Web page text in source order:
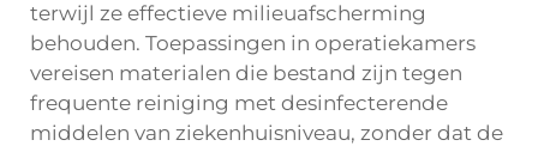
terwijl ze effectieve milieuafscherming
behouden. Toepassingen in operatiekamers
vereisen materialen die bestand zijn tegen
frequente reiniging met desinfecterende
middelen van ziekenhuisniveau, zonder dat de